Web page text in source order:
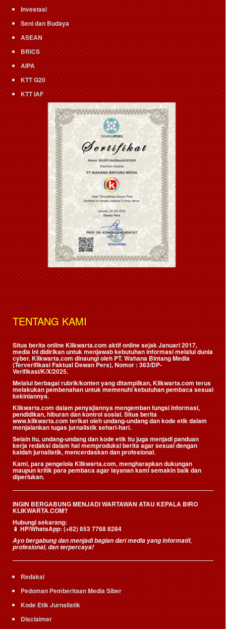
Investasi
Seni dan Budaya
ASEAN
BRICS
AIPA
KTT G20
KTT IAF
TENTANG KAMI
Situs berita online Klikwarta.com aktif online sejak Januari 2017,
media ini didirikan untuk menjawab kebutuhan informasi melalui dunia
cyber. Klikwarta.com dinaungi oleh PT. Wahana Bintang Media
(Terverifikasi Faktual Dewan Pers), Nomor : 363/DP-
Verifikasi/K/X/2025.
Melalui berbagai rubrik/konten yang ditampilkan, Klikwarta.com terus
melakukan pembenahan untuk memenuhi kebutuhan pembaca sesuai
kekiniannya.
Klikwarta.com dalam penyajiannya mengemban fungsi informasi,
pendidikan, hiburan dan kontrol sosial. Situs berita
www.klikwarta.com terikat oleh undang-undang dan kode etik dalam
menjalankan tugas jurnalistik sehari-hari.
Selain itu, undang-undang dan kode etik itu juga menjadi panduan
kerja redaksi dalam hal memproduksi berita agar sesuai dengan
kaidah jurnalistik, mencerdaskan dan profesional.
Kami, para pengelola Klikwarta.com, mengharapkan dukungan
maupun kritik para pembaca agar layanan kami semakin baik dan
diperlukan.
INGIN BERGABUNG MENJADI WARTAWAN ATAU KEPALA BIRO
KLIKWARTA.COM?
Hubungi sekarang:
📱HP/WhatsApp:(+62) 853 7768 8284
Ayo bergabung dan menjadi bagian dari media yang informatif,
profesional, dan terpercaya!
Redaksi
Pedoman Pemberitaan Media Siber
Kode Etik Jurnalistik
Disclaimer